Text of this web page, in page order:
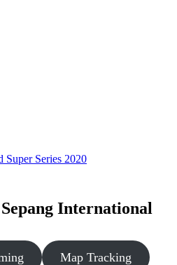
Series 2020
International
Map Tracking